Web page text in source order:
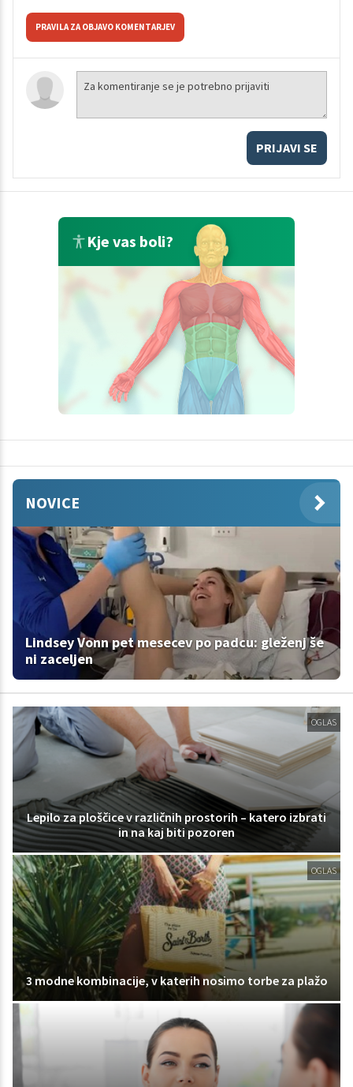
PRAVILA ZA OBJAVO KOMENTARJEV
PRIJAVI SE
Kje vas boli?
NOVICE
Lindsey Vonn pet mesecev po padcu: gleženj še
ni zaceljen
OGLAS
Lepilo za ploščice v različnih prostorih – katero izbrati
in na kaj biti pozoren
OGLAS
3 modne kombinacije, v katerih nosimo torbe za plažo